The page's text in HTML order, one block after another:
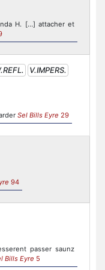
H. […] attacher et
V.IMPERS.
Sel Bills Eyre 29
94
passer saunz
Bills Eyre 5